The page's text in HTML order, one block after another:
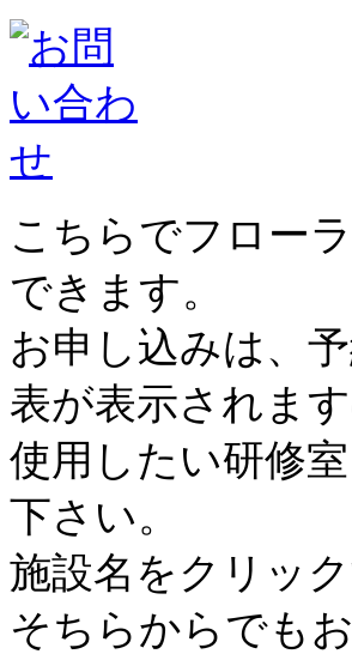
こちらでフロー
できます。
お申し込みは、
表が表示されます
使用したい研修
下さい。
施設名をクリッ
そちらからでも